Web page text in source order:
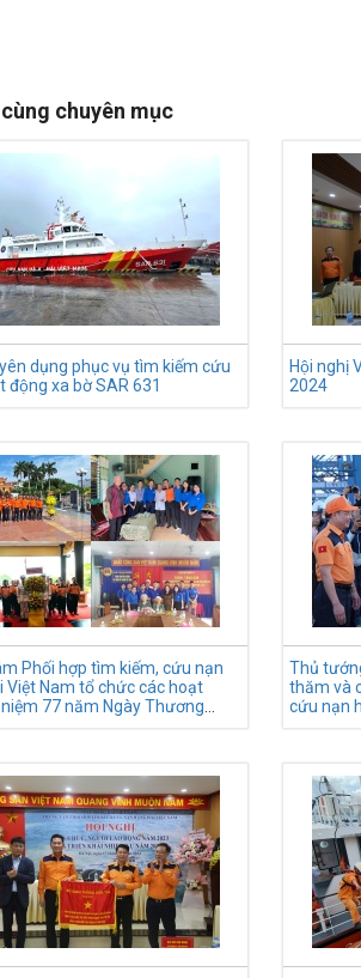
chuyên mục
dụng phục vụ tìm kiếm cứu
động xa bờ SAR 631
Hội nghị
2024
Phối hợp tìm kiếm, cứu nạn
Việt Nam tổ chức các hoạt
77 năm Ngày Thương
Thủ
thăm và
cứu nạn